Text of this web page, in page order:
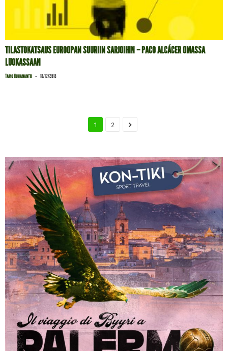
TILASTOKATSAUS EUROOPAN SUURIIN SARJOIHIN – PACO ALCÁCER OMASSA
LUOKASSAAN
Tapio Huhanantti - 18/12/2018
1 2